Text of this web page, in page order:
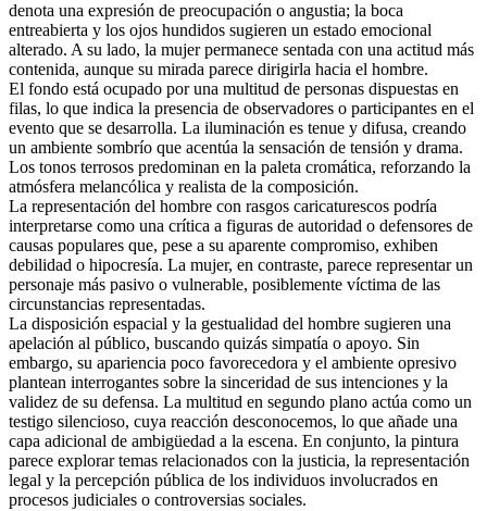
denota una expresión de preocupación o angustia; la boca
entreabierta y los ojos hundidos sugieren un estado emocional
alterado. A su lado, la mujer permanece sentada con una actitud más
contenida, aunque su mirada parece dirigirla hacia el hombre.
El fondo está ocupado por una multitud de personas dispuestas en
filas, lo que indica la presencia de observadores o participantes en el
evento que se desarrolla. La iluminación es tenue y difusa, creando
un ambiente sombrío que acentúa la sensación de tensión y drama.
Los tonos terrosos predominan en la paleta cromática, reforzando la
atmósfera melancólica y realista de la composición.
La representación del hombre con rasgos caricaturescos podría
interpretarse como una crítica a figuras de autoridad o defensores de
causas populares que, pese a su aparente compromiso, exhiben
debilidad o hipocresía. La mujer, en contraste, parece representar un
personaje más pasivo o vulnerable, posiblemente víctima de las
circunstancias representadas.
La disposición espacial y la gestualidad del hombre sugieren una
apelación al público, buscando quizás simpatía o apoyo. Sin
embargo, su apariencia poco favorecedora y el ambiente opresivo
plantean interrogantes sobre la sinceridad de sus intenciones y la
validez de su defensa. La multitud en segundo plano actúa como un
testigo silencioso, cuya reacción desconocemos, lo que añade una
capa adicional de ambigüedad a la escena. En conjunto, la pintura
parece explorar temas relacionados con la justicia, la representación
legal y la percepción pública de los individuos involucrados en
procesos judiciales o controversias sociales.